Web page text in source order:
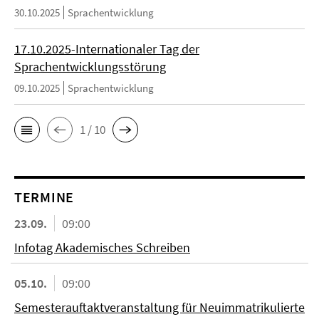
30.10.2025 Sprachentwicklung
17.10.2025-Internationaler Tag der
Sprachentwicklungsstörung
09.10.2025 Sprachentwicklung
1 / 10
TERMINE
23.09.
09:00
Infotag Akademisches Schreiben
05.10.
09:00
Semesterauftaktveranstaltung für Neuimmatrikulierte